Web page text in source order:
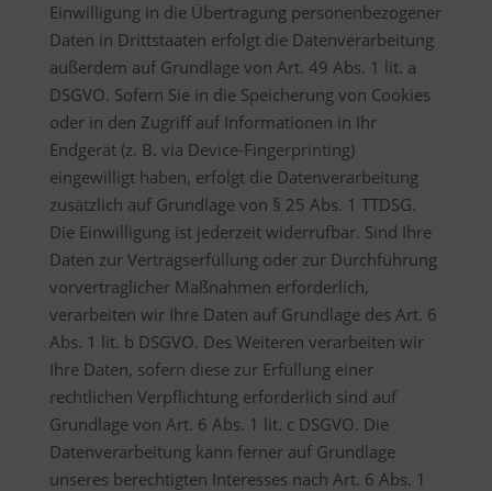
Einwilligung in die Übertragung personenbezogener
Daten in Drittstaaten erfolgt die Datenverarbeitung
außerdem auf Grundlage von Art. 49 Abs. 1 lit. a
DSGVO. Sofern Sie in die Speicherung von Cookies
oder in den Zugriff auf Informationen in Ihr
Endgerät (z. B. via Device-Fingerprinting)
eingewilligt haben, erfolgt die Datenverarbeitung
zusätzlich auf Grundlage von § 25 Abs. 1 TTDSG.
Die Einwilligung ist jederzeit widerrufbar. Sind Ihre
Daten zur Vertragserfüllung oder zur Durchführung
vorvertraglicher Maßnahmen erforderlich,
verarbeiten wir Ihre Daten auf Grundlage des Art. 6
Abs. 1 lit. b DSGVO. Des Weiteren verarbeiten wir
Ihre Daten, sofern diese zur Erfüllung einer
rechtlichen Verpflichtung erforderlich sind auf
Grundlage von Art. 6 Abs. 1 lit. c DSGVO. Die
Datenverarbeitung kann ferner auf Grundlage
unseres berechtigten Interesses nach Art. 6 Abs. 1